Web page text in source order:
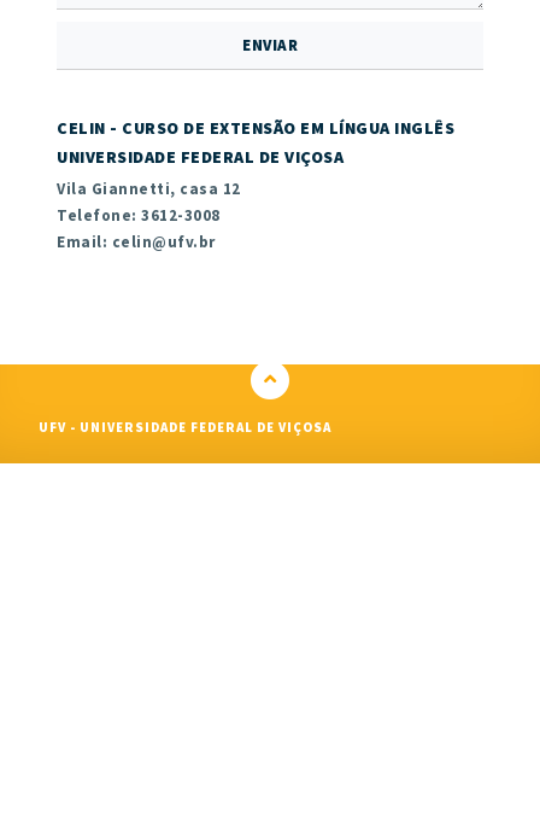
CELIN - CURSO DE EXTENSÃO EM LÍNGUA INGLÊS
UNIVERSIDADE FEDERAL DE VIÇOSA
Vila Giannetti, casa 12
Telefone: 3612-3008
Email: celin@ufv.br
UFV - UNIVERSIDADE FEDERAL DE VIÇOSA